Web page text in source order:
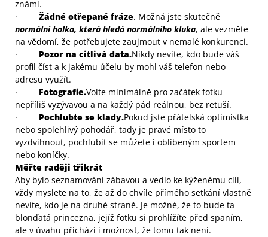
známí.
· Žádné otřepané fráze. Možná jste skutečně
normální holka, která hledá normálního kluka, ale vezměte
na vědomí, že potřebujete zaujmout v nemalé konkurenci.
· Pozor na citlivá data.Nikdy nevíte, kdo bude váš
profil číst a k jakému účelu by mohl váš telefon nebo
adresu využít.
· Fotografie.Volte minimálně pro začátek fotku
nepříliš vyzývavou a na každý pád reálnou, bez retuší.
· Pochlubte se klady.Pokud jste přátelská optimistka
nebo spolehlivý pohodář, tady je pravé místo to
vyzdvihnout, pochlubit se můžete i oblíbeným sportem
nebo koníčky.
Měřte raději třikrát
Aby bylo seznamování zábavou a vedlo ke kýženému cíli,
vždy myslete na to, že až do chvíle přímého setkání vlastně
nevíte, kdo je na druhé straně. Je možné, že to bude ta
blonďatá princezna, jejíž fotku si prohlížíte před spaním,
ale v úvahu přichází i možnost, že tomu tak není.